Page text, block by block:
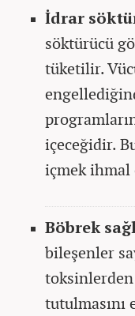
İdrar
söktürücü
tüketilir.
içeceğidir.
içmek
Böbrek
bileşenler
toksinlerden
tutulmasını